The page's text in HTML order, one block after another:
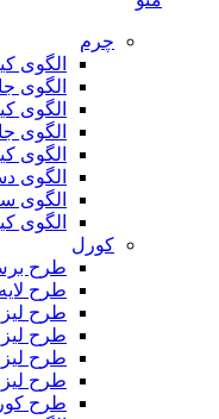
چرم
الگوی
الگوی
الگوی
الگوی
الگوی
الگوی
الگوی
الگوی
کورل
طرح
طرح
طرح
طرح
طرح
طرح
طرح